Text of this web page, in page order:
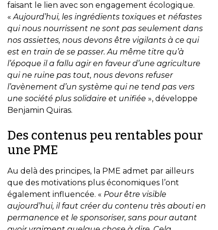
faisant le lien avec son engagement écologique.
« Aujourd’hui, les ingrédients toxiques et néfastes
qui nous nourrissent ne sont pas seulement dans
nos assiettes, nous devons être vigilants à ce qui
est en train de se passer. Au même titre qu’à
l’époque il a fallu agir en faveur d’une agriculture
qui ne ruine pas tout, nous devons refuser
l’avènement d’un système qui ne tend pas vers
une société plus solidaire et unifiée », développe
Benjamin Quiras.
Des contenus peu rentables pour
une PME
Au delà des principes, la PME admet par ailleurs
que des motivations plus économiques l’ont
également influencée. « Pour être visible
aujourd’hui, il faut créer du contenu très abouti en
permanence et le sponsoriser, sans pour autant